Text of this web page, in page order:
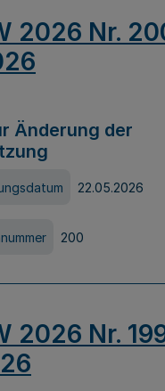
2026 Nr.
Änderung der
22.05.2026
200
2026 Nr.